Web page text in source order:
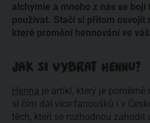
alchymie a mnoho z nás se
používat. Stačí si přitom osvojit
které promění hennování ve
JAK SI VYBRAT HENNU?
Henna je artikl, který je poměrně
si čím dál více fanoušků i v
těch, kteří se rozhodnou zahodit